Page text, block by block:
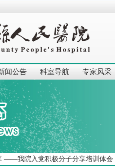
闻公告 科室导航 专家风采
——我院入党积极分子分享培训体会